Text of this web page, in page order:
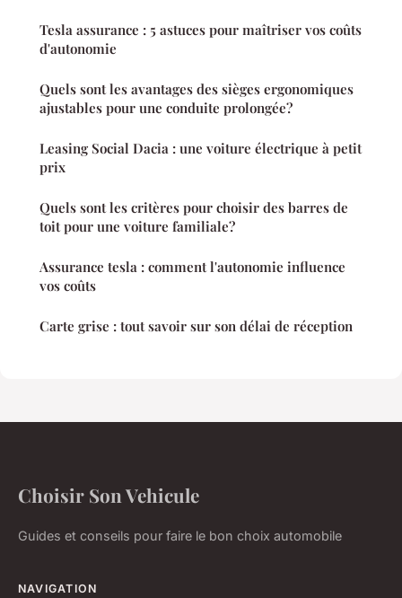
Tesla assurance : 5 astuces pour maîtriser vos coûts
d'autonomie
Quels sont les avantages des sièges ergonomiques
ajustables pour une conduite prolongée?
Leasing Social Dacia : une voiture électrique à petit
prix
Quels sont les critères pour choisir des barres de
toit pour une voiture familiale?
Assurance tesla : comment l'autonomie influence
vos coûts
Carte grise : tout savoir sur son délai de réception
Choisir Son Vehicule
Guides et conseils pour faire le bon choix automobile
NAVIGATION